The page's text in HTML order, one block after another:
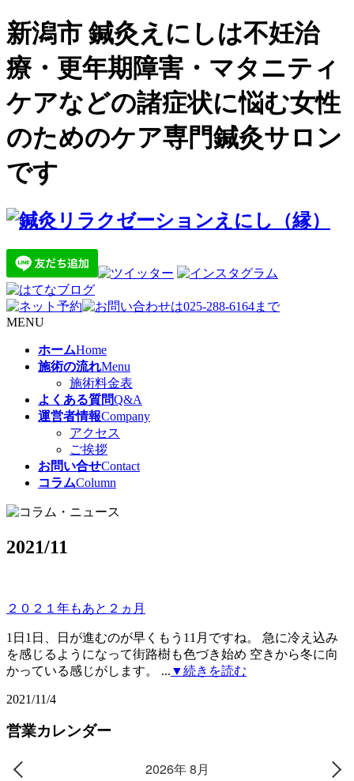
新潟市 鍼灸えにしは不妊治
療・更年期障害・マタニティ
ケアなどの諸症状に悩む女性
のためのケア専門鍼灸サロン
です
MENU
ホームHome
施術の流れMenu
施術料金表
よくある質問Q&A
運営者情報Company
アクセス
ご挨拶
お問い合せContact
コラムColumn
2021/11
２０２１年もあと２ヵ月
1日1日、日が進むのが早くもう11月ですね。 急に冷え込み
を感じるようになって街路樹も色づき始め 空きから冬に向
かっている感じがします。 ... ▼続きを読む
2021/11/4
営業カレンダー
2026年 8月